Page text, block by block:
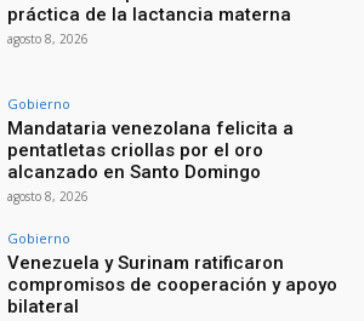
práctica de la lactancia materna
agosto 8, 2026
Gobierno
Mandataria venezolana felicita a
pentatletas criollas por el oro
alcanzado en Santo Domingo
agosto 8, 2026
Gobierno
Venezuela y Surinam ratificaron
compromisos de cooperación y apoyo
bilateral